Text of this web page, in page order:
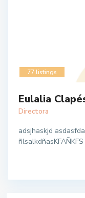
77 listings
Eulalia
Directora
adsjhaskjd
ñlsalkdñasKFAÑKFS